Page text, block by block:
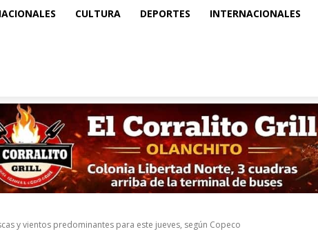
CULTURA DEPORTES INTERNACIONALES
y vientos predominantes para este jueves, según Copeco